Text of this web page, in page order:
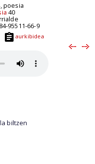
poesia
40
95511-66-9
aurkibidea
biltzen